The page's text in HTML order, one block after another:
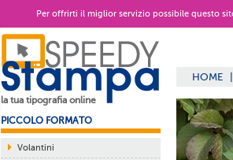
Per offrirti il miglior servizio possibile questo
la tua tipografia online
PICCOLO FORMATO
Volantini
HOME